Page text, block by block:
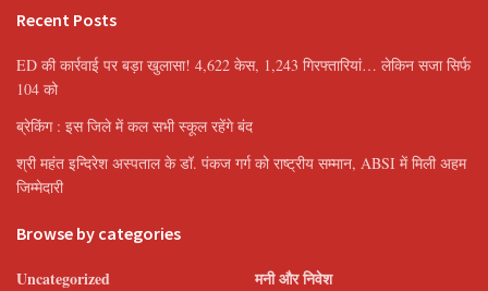
Recent Posts
ED की कार्रवाई पर बड़ा खुलासा! 4,622 केस, 1,243 गिरफ्तारियां… लेकिन सजा सिर्फ
104 को
ब्रेकिंग : इस जिले में कल सभी स्कूल रहेंगे बंद
श्री महंत इन्दिरेश अस्पताल के डॉ. पंकज गर्ग को राष्ट्रीय सम्मान, ABSI में मिली अहम
जिम्मेदारी
Browse by categories
Uncategorized
मनी और निवेश